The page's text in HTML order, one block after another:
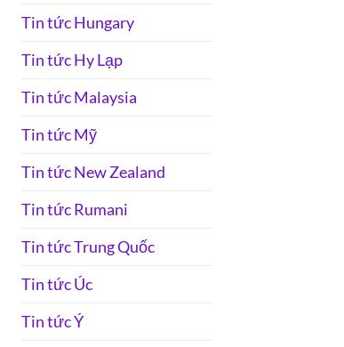
Tin tức Hungary
Tin tức Hy Lạp
Tin tức Malaysia
Tin tức Mỹ
Tin tức New Zealand
Tin tức Rumani
Tin tức Trung Quốc
Tin tức Úc
Tin tức Ý